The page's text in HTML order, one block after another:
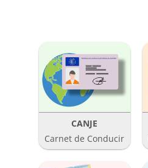
CANJE
Carnet de Conducir